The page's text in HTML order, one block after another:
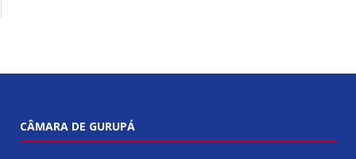
CÂMARA DE GURUPÁ